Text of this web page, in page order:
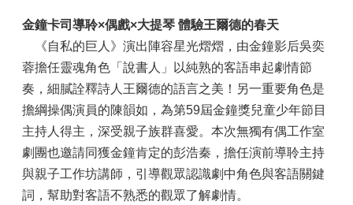
金鐘卡司導聆×偶戲×大提琴 體驗王爾德的春天
《自私的巨人》演出陣容星光熠熠，由金鐘影后吳奕
蓉擔任靈魂角色「說書人」以純熟的客語串起劇情節
奏，細膩詮釋詩人王爾德的語言之美！另一重要角色是
擔綱操偶演員的陳韻如，為第59屆金鐘獎兒童少年節目
主持人得主，深受親子族群喜愛。本次無獨有偶工作室
劇團也邀請同獲金鐘肯定的彭浩秦，擔任演前導聆主持
與親子工作坊講師，引導觀眾認識劇中角色與客語關鍵
詞，幫助對客語不熟悉的觀眾了解劇情。